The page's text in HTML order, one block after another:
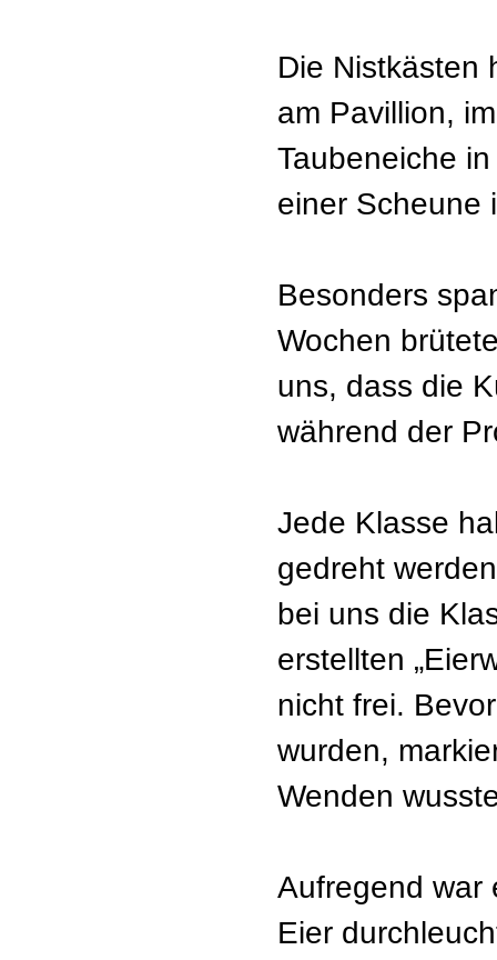
Die Nistkästen
am Pavillion,
Taubeneiche
einer Scheune
Besonders
Wochen
uns, dass die
während der
Jede Klasse
gedreht
bei uns die
erstellten
nicht frei.
wurden,
Wenden
Aufregend war
Eier